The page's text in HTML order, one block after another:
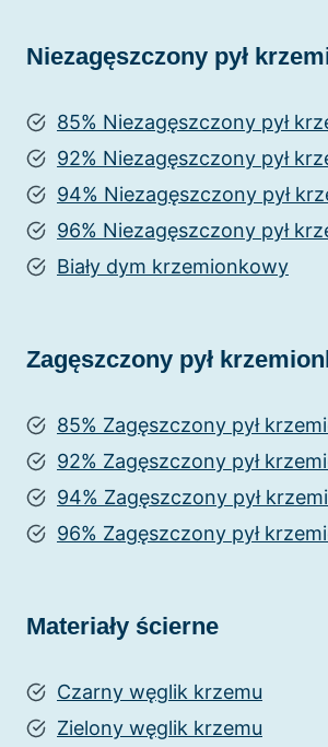
Niezagęszczony pył
85% Niezagęszczony pył
92% Niezagęszczony pył
94% Niezagęszczony pył
96% Niezagęszczony pył
Biały dym krzemionkowy
Zagęszczony pył
85% Zagęszczony pył
92% Zagęszczony pył
94% Zagęszczony pył
96% Zagęszczony pył
Materiały ścierne
Czarny węglik krzemu
Zielony węglik krzemu